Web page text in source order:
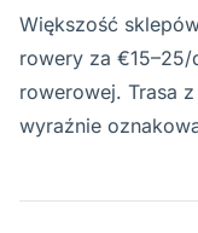
Większość
rowery za
rowerowej. Trasa
wyraźnie